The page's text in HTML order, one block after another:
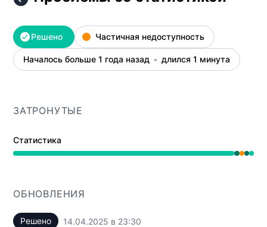
Решено Частичная недоступность
Началось больше 1 года назад длился 1 минута
ЗАТРОНУТЫЕ
Статистика
Работает от 11:29 PM до 11:29 PM, Частичная
ОБНОВЛЕНИЯ
Решено 14.04.2025 в 23:30